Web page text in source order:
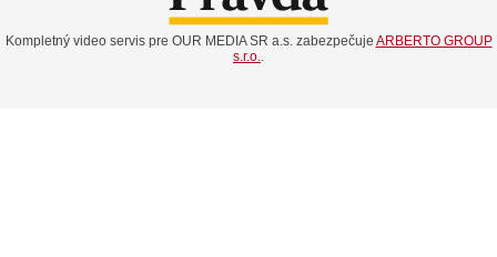
Kompletný video servis pre OUR MEDIA SR a.s. zabezpečuje ARBERTO GROUP
s.r.o.